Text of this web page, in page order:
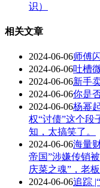
识）
相关文章
2024-06-06师傅
2024-06-06吐槽
2024-06-06新手
2024-06-06你是
2024-06-06杨幂
权“讨债”这个段
知，太搞笑了。
2024-06-06海量
帝国”涉嫌传销
庆菜之魂”，老
2024-06-06追踪